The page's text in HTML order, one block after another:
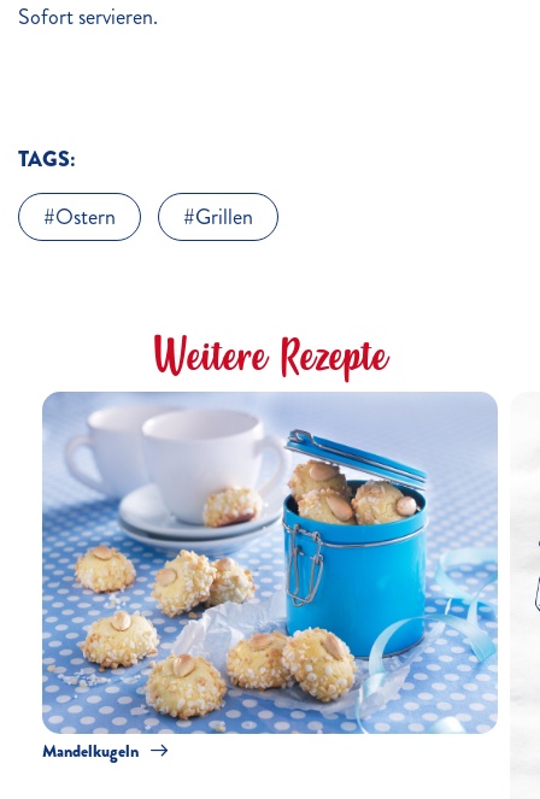
Sofort servieren.
TAGS:
Ostern
Grillen
Weitere Rezepte
Mandelkugeln